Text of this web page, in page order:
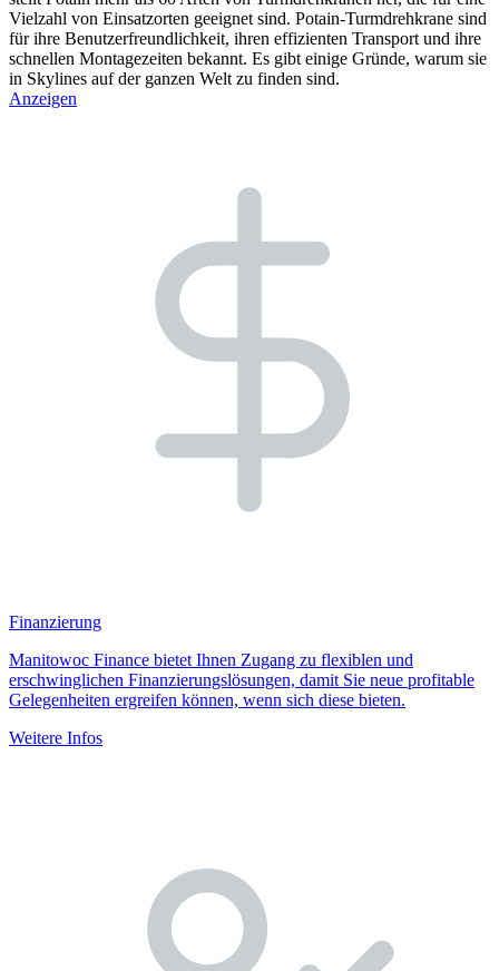
Vielzahl von Einsatzorten geeignet sind. Potain-Turmdrehkrane sind
für ihre Benutzerfreundlichkeit, ihren effizienten Transport und ihre
schnellen Montagezeiten bekannt. Es gibt einige Gründe, warum sie
in Skylines auf der ganzen Welt zu finden sind.
Anzeigen
Finanzierung
Manitowoc Finance bietet Ihnen Zugang zu flexiblen und
erschwinglichen Finanzierungslösungen, damit Sie neue profitable
Gelegenheiten ergreifen können, wenn sich diese bieten.
Weitere Infos